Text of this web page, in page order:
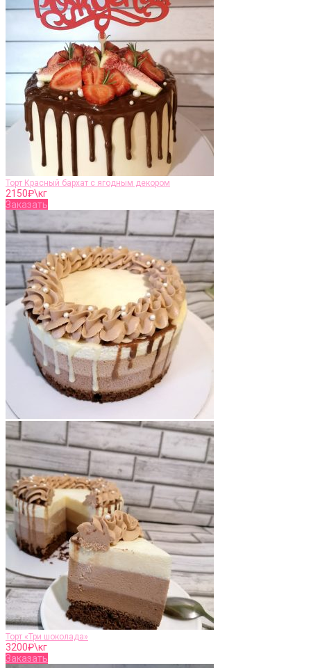
Торт Красный бархат с ягодным декором
2150₽\кг
Заказать
Торт «Три шоколада»
3200₽\кг
Заказать